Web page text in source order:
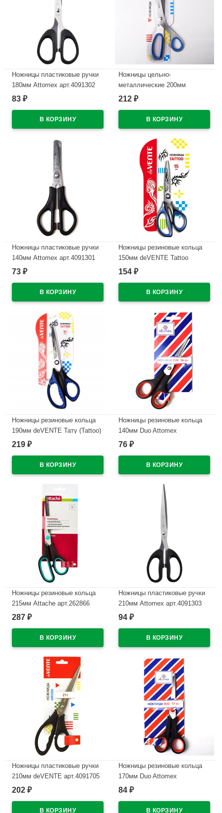
Ножницы пластиковые ручки
180мм Attomex арт.4091302
В наличии
83 ₽
Ножницы цельно-
металлические 200мм
deVENTE прорезиненные
212 ₽
Ножницы пластиковые ручки
140мм Attomex арт.4091301
В наличии
73 ₽
Ножницы резиновые кольца
150мм deVENTE Tattoo
арт.4091800 (Ст.)
154 ₽
Ножницы резиновые кольца
190мм deVENTE Тату (Tattoo)
арт.4091801 (Ст.)
219 ₽
Ножницы резиновые кольца
140мм Duo Attomex
арт.4091820 (Ст.12)
76 ₽
Ножницы резиновые кольца
215мм Attache арт.262866
(Ст.4)
287 ₽
Ножницы пластиковые ручки
210мм Attomex арт.4091303
В наличии
94 ₽
Ножницы пластиковые ручки
210мм deVENTE арт.4091705
(Ст.144)
202 ₽
Ножницы резиновые кольца
170мм Duo Attomex
арт.4091821 (Ст.12)
84 ₽